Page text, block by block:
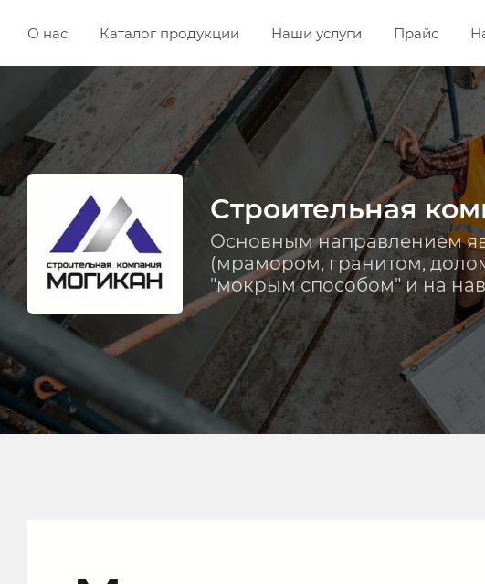
О нас Каталог продукции Наши услуги Прайс
Строительная
Основным направлением
(мрамором, гранитом,
"мокрым способом" и на